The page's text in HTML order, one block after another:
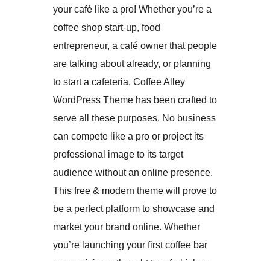
your café like a pro! Whether you’re a
coffee shop start-up, food
entrepreneur, a café owner that people
are talking about already, or planning
to start a cafeteria, Coffee Alley
WordPress Theme has been crafted to
serve all these purposes. No business
can compete like a pro or project its
professional image to its target
audience without an online presence.
This free & modern theme will prove to
be a perfect platform to showcase and
market your brand online. Whether
you’re launching your first coffee bar